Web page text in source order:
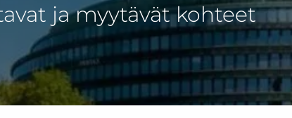
ja myytävät kohteet